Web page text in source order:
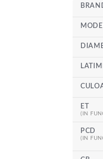
ET
(IN
PCD
(IN